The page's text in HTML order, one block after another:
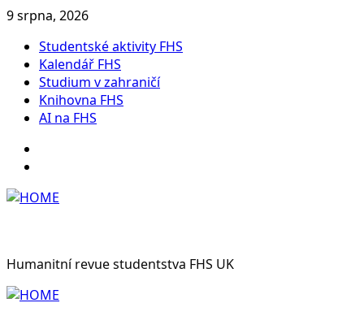
Skip
content
9 srpna, 2026
Studentské aktivity FHS
Kalendář FHS
Studium v zahraničí
Knihovna FHS
AI na FHS
Humanitní revue studentstva FHS UK
Primary